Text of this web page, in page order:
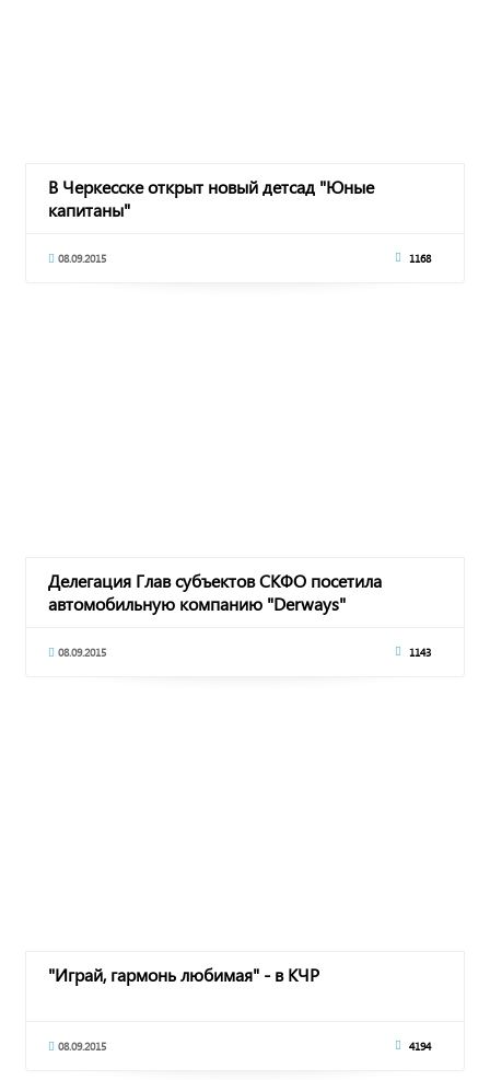
В Черкесске открыт новый детсад "Юные
капитаны"
08.09.2015 1168
Делегация Глав субъектов СКФО посетила
автомобильную компанию "Derways"
08.09.2015 1143
"Играй, гармонь любимая" - в КЧР
08.09.2015 4194